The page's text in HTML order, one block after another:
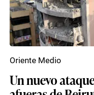
Un nuevo
Oriente Medio